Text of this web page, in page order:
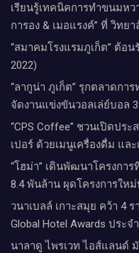
เรียนรู้เทคนิคการทำขนมห
การอง & เมอแรงค์” ที่ วิทย
“สมาคมโรงแรมภูเก็ต” ต้อ
2022)
“ลากูน่า ภูเก็ต” รุกตลาดกา
จัดงานแข่งขันวอลเล่ย์บอล
“CPS Coffee” ชวนเปิดปร
เปอร์ ด้วยเมนูเครื่องดื่ม แล
“โฮม่า” เดินพัฒนาโครงกา
8.4 พันล้าน ผุดโครงการให
วนาเบลล์ เกาะสมุย คว้า 4
Global Hotel Awards ประ
นาลาดู ไพรเวท ไอส์แลนด์